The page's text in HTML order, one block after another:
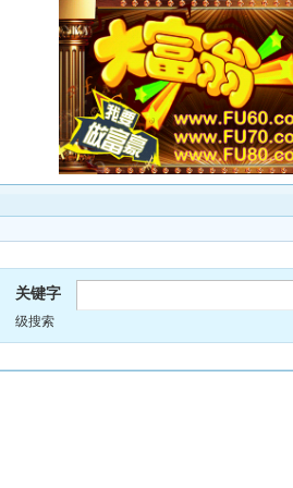
关键字
级搜索